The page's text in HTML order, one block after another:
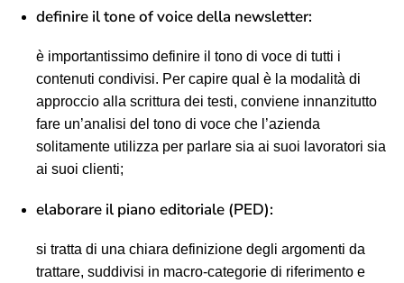
definire il tone of voice della newsletter:
è importantissimo definire il tono di voce di tutti i
contenuti condivisi. Per capire qual è la modalità di
approccio alla scrittura dei testi, conviene innanzitutto
fare un’analisi del tono di voce che l’azienda
solitamente utilizza per parlare sia ai suoi lavoratori sia
ai suoi clienti;
elaborare il piano editoriale (PED):
si tratta di una chiara definizione degli argomenti da
trattare, suddivisi in macro-categorie di riferimento e